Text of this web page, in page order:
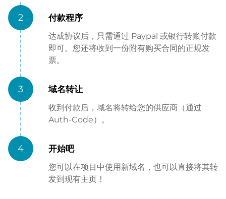
2 付款程序
达成协议后，只需通过 Paypal 或银行转账付款
即可。您还将收到一份附有购买合同的正规发
票。
3 域名转让
收到付款后，域名将转给您的供应商（通过
Auth-Code）。
4 开始吧
您可以在项目中使用新域名，也可以直接将其转
发到现有主页！